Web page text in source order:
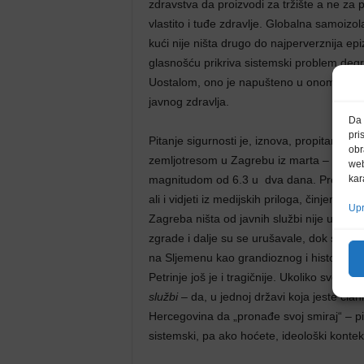
zdravstva da proizvodi za tržište a ne za
vlastito i tuđe zdravlje. Globalna
kući nije ništa drugo do najperverznija
glasnošću prikriva sistemski problem
Uostalom, ono je napušteno u onom
javnog zdravlja.
Pitanje sigurnosti je, iznova, propitano
zemljotresom u Zagrebu iz marta – sa
magnitudom od 6.3 u dva dana. Prema
ali i vidjeti iz medijskih priloga, činjenica
Zagreba ništa od javnih službi nije
zgrade i dalje su se urušavale, dok se
na Sljemenu kao grandioznog i
Petrinje još je i tragičnije. Ukoliko svemu
službi– da, u jednoj državi koja jeste
Hercegovina da „pronađe svoj smiraj“ –
sistemski, pa ako hoćete, ideološki